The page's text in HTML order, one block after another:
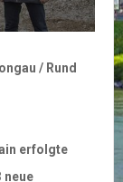
/ Rund
erfolgte
neue